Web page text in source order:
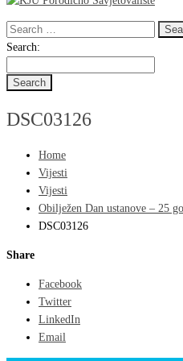
Search
for:
Search
Search:
DSC03126
Home
Vijesti
Vijesti
Obilježen Dan ustanove – 25
DSC03126
Share
Facebook
Twitter
LinkedIn
Email